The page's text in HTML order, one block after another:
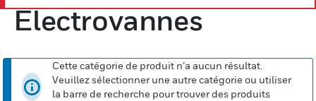
Électrovannes
Cette catégorie de produit n’a aucun résultat.
Veuillez sélectionner une autre catégorie ou utiliser
la barre de recherche pour trouver des produits